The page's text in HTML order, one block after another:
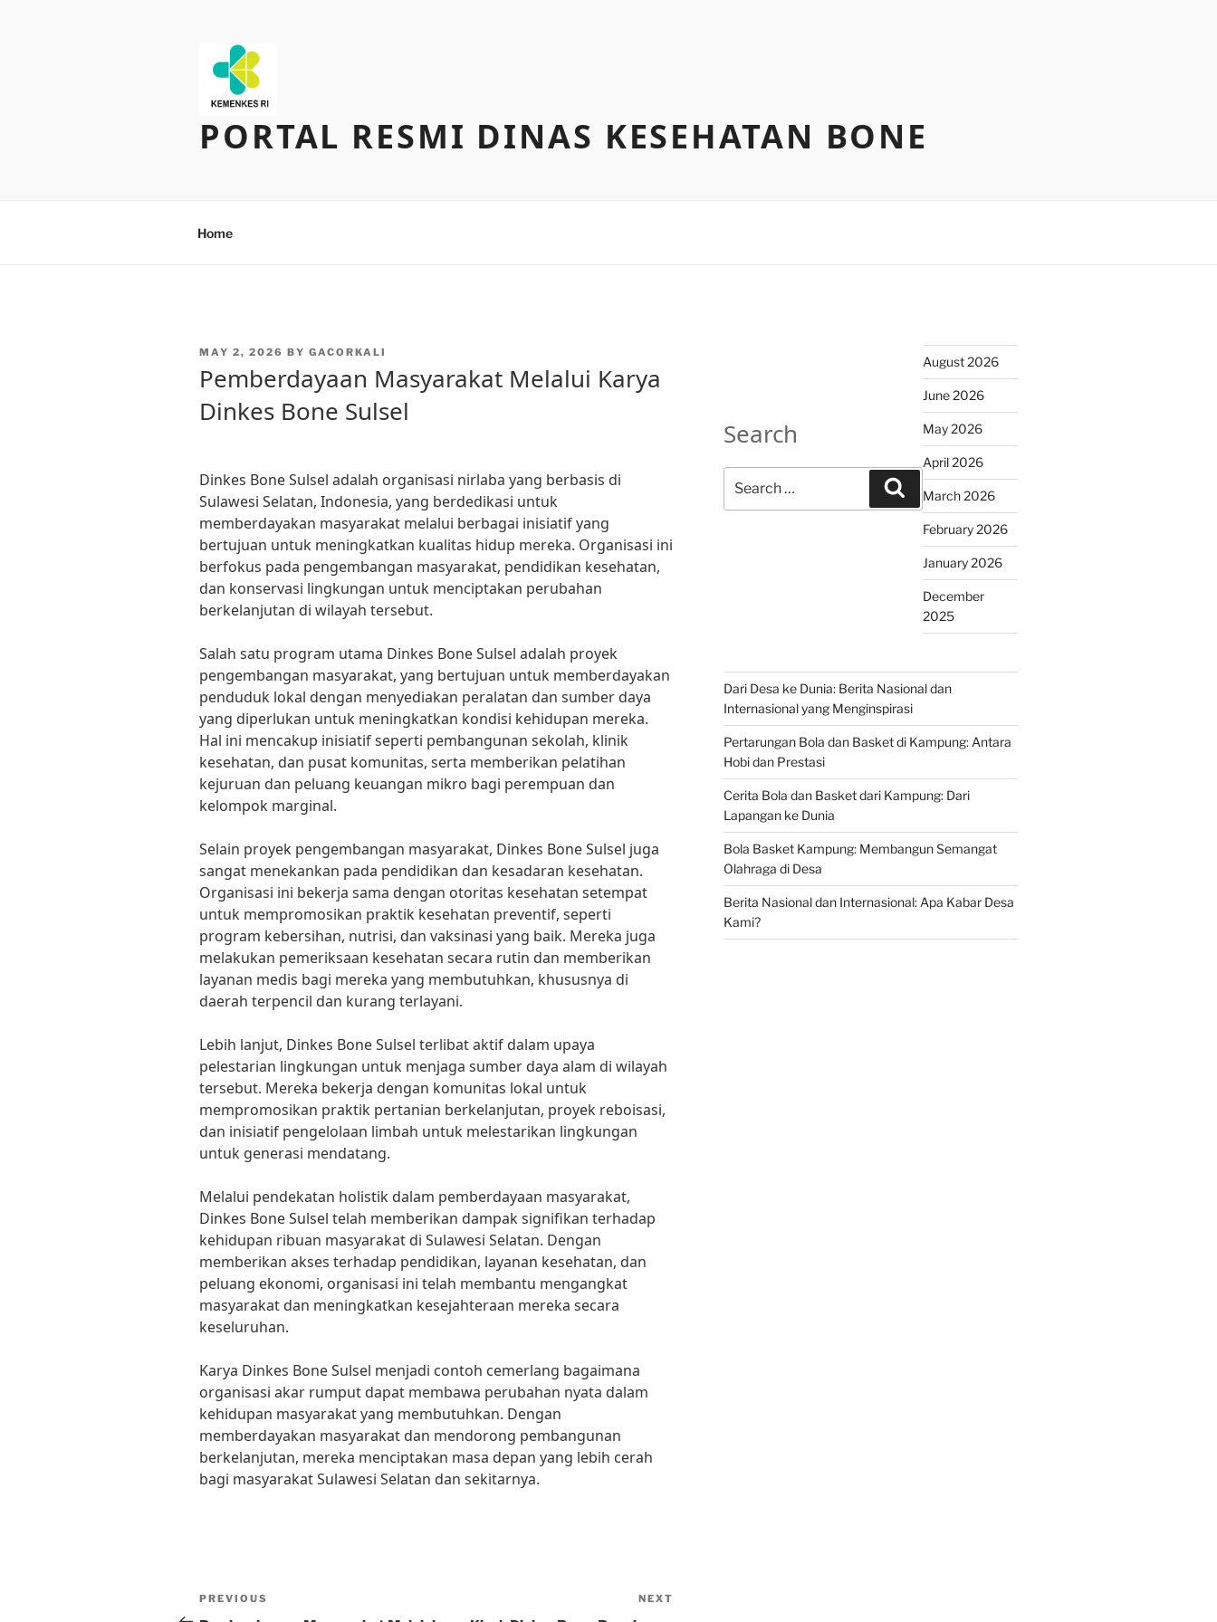
PORTAL RESMI DINAS KESEHATAN BONE
Home
POSTED
MAY 2, 2026 BY GACORKALI
Pemberdayaan Masyarakat Melalui Karya
Dinkes Bone Sulsel
Dinkes Bone Sulsel adalah organisasi nirlaba yang berbasis di
Sulawesi Selatan, Indonesia, yang berdedikasi untuk
memberdayakan masyarakat melalui berbagai inisiatif yang
bertujuan untuk meningkatkan kualitas hidup mereka. Organisasi ini
berfokus pada pengembangan masyarakat, pendidikan kesehatan,
dan konservasi lingkungan untuk menciptakan perubahan
berkelanjutan di wilayah tersebut.
Salah satu program utama Dinkes Bone Sulsel adalah proyek
pengembangan masyarakat, yang bertujuan untuk memberdayakan
penduduk lokal dengan menyediakan peralatan dan sumber daya
yang diperlukan untuk meningkatkan kondisi kehidupan mereka.
Hal ini mencakup inisiatif seperti pembangunan sekolah, klinik
kesehatan, dan pusat komunitas, serta memberikan pelatihan
kejuruan dan peluang keuangan mikro bagi perempuan dan
kelompok marginal.
Selain proyek pengembangan masyarakat, Dinkes Bone Sulsel juga
sangat menekankan pada pendidikan dan kesadaran kesehatan.
Organisasi ini bekerja sama dengan otoritas kesehatan setempat
untuk mempromosikan praktik kesehatan preventif, seperti
program kebersihan, nutrisi, dan vaksinasi yang baik. Mereka juga
melakukan pemeriksaan kesehatan secara rutin dan memberikan
layanan medis bagi mereka yang membutuhkan, khususnya di
daerah terpencil dan kurang terlayani.
Lebih lanjut, Dinkes Bone Sulsel terlibat aktif dalam upaya
pelestarian lingkungan untuk menjaga sumber daya alam di wilayah
tersebut. Mereka bekerja dengan komunitas lokal untuk
mempromosikan praktik pertanian berkelanjutan, proyek reboisasi,
dan inisiatif pengelolaan limbah untuk melestarikan lingkungan
untuk generasi mendatang.
Melalui pendekatan holistik dalam pemberdayaan masyarakat,
Dinkes Bone Sulsel telah memberikan dampak signifikan terhadap
kehidupan ribuan masyarakat di Sulawesi Selatan. Dengan
memberikan akses terhadap pendidikan, layanan kesehatan, dan
peluang ekonomi, organisasi ini telah membantu mengangkat
masyarakat dan meningkatkan kesejahteraan mereka secara
keseluruhan.
Karya Dinkes Bone Sulsel menjadi contoh cemerlang bagaimana
organisasi akar rumput dapat membawa perubahan nyata dalam
kehidupan masyarakat yang membutuhkan. Dengan
memberdayakan masyarakat dan mendorong pembangunan
berkelanjutan, mereka menciptakan masa depan yang lebih cerah
bagi masyarakat Sulawesi Selatan dan sekitarnya.
Post
Previous
PREVIOUS NEXT
Search
for:
Search
August 2026
June 2026
May 2026
April 2026
March 2026
February 2026
January 2026
December
2025
Dari Desa ke Dunia: Berita Nasional dan
Internasional yang Menginspirasi
Pertarungan Bola dan Basket di Kampung: Antara
Hobi dan Prestasi
Cerita Bola dan Basket dari Kampung: Dari
Lapangan ke Dunia
Bola Basket Kampung: Membangun Semangat
Olahraga di Desa
Berita Nasional dan Internasional: Apa Kabar Desa
Kami?